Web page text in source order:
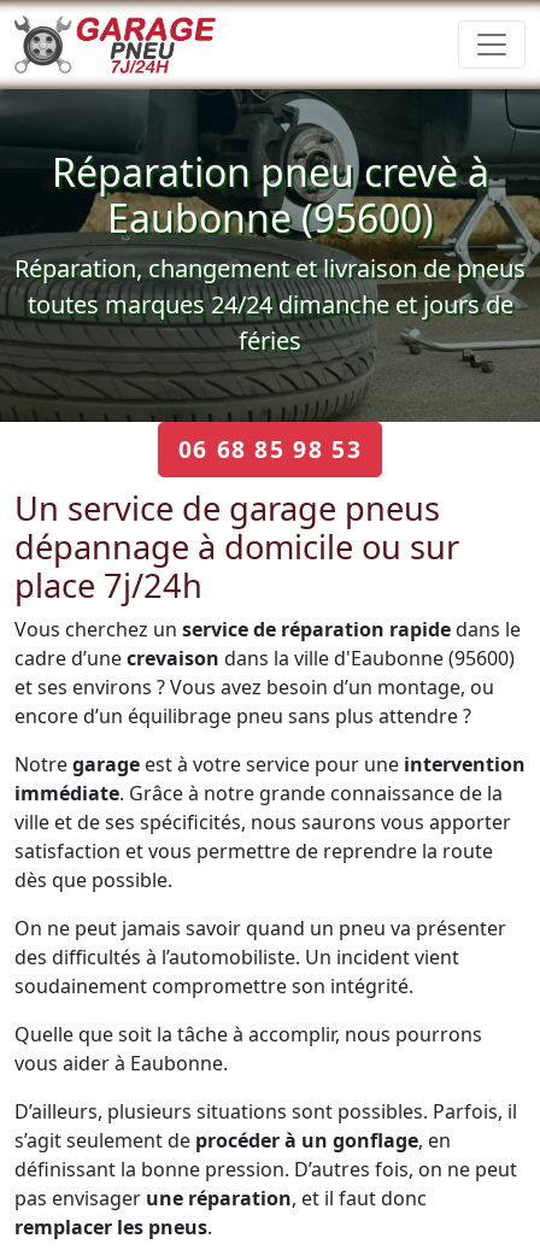
Réparation pneu crevè à
Eaubonne (95600)
Réparation, changement et livraison de pneus
toutes marques 24/24 dimanche et jours de
féries
06 68 85 98 53
Un service de garage pneus
dépannage à domicile ou sur
place 7j/24h
Vous cherchez un service de réparation rapidedans le
cadre d’unecrevaison dans la ville d'Eaubonne (95600)
et ses environs ? Vous avez besoin d’un montage, ou
encore d’un équilibrage pneu sans plus attendre ?
Notregarage est à votre service pour une intervention
immédiate. Grâce à notre grande connaissance de la
ville et de ses spécificités, nous saurons vous apporter
satisfaction et vous permettre de reprendre la route
dès que possible.
On ne peut jamais savoir quand un pneu va présenter
des difficultés à l’automobiliste. Un incident vient
soudainement compromettre son intégrité.
Quelle que soit la tâche à accomplir, nous pourrons
vous aider à Eaubonne.
D’ailleurs, plusieurs situations sont possibles. Parfois, il
s’agit seulement de procéder à un gonflage, en
définissant la bonne pression. D’autres fois, on ne peut
pas envisager une réparation, et il faut donc
remplacer les pneus.